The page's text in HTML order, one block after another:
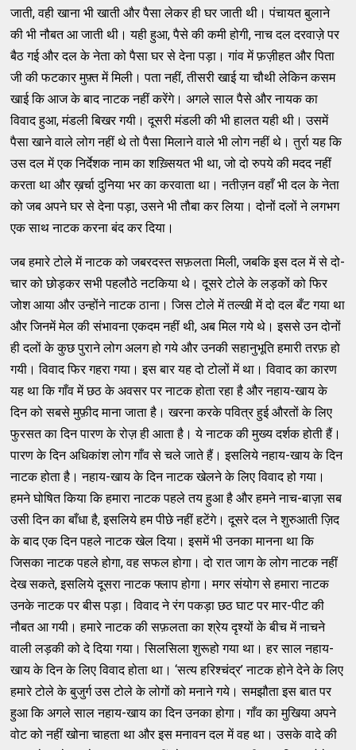
जाती, वही खाना भी खाती और पैसा लेकर ही घर जाती थी। पंचायत बुलाने
की भी नौबत आ जाती थी। यही हुआ, पैसे की कमी होगी, नाच दल दरवाज़े पर
बैठ गई और दल के नेता को पैसा घर से देना पड़ा। गांव में फ़ज़ीहत और पिता
जी की फटकार मुफ़्त में मिली। पता नहीं, तीसरी खाई या चौथी लेकिन कसम
खाई कि आज के बाद नाटक नहीं करेंगे। अगले साल पैसे और नायक का
विवाद हुआ, मंडली बिखर गयी। दूसरी मंडली की भी हालत यही थी। उसमें
पैसा खाने वाले लोग नहीं थे तो पैसा मिलाने वाले भी लोग नहीं थे। तुर्रा यह कि
उस दल में एक निर्देशक नाम का शख़्सियत भी था, जो दो रुपये की मदद नहीं
करता था और ख़र्चा दुनिया भर का करवाता था। नतीज़न वहाँ भी दल के नेता
को जब अपने घर से देना पड़ा, उसने भी तौबा कर लिया। दोनों दलों ने लगभग
एक साथ नाटक करना बंद कर दिया।
जब हमारे टोले में नाटक को जबरदस्त सफ़लता मिली, जबकि इस दल में से दो-
चार को छोड़कर सभी पहलौठे नटकिया थे। दूसरे टोले के लड़कों को फिर
जोश आया और उन्होंने नाटक ठाना। जिस टोले में तल्खी में दो दल बँट गया था
और जिनमें मेल की संभावना एकदम नहीं थी, अब मिल गये थे। इससे उन दोनों
ही दलों के कुछ पुराने लोग अलग हो गये और उनकी सहानुभूति हमारी तरफ़ हो
गयी। विवाद फिर गहरा गया। इस बार यह दो टोलों में था। विवाद का कारण
यह था कि गाँव में छठ के अवसर पर नाटक होता रहा है और नहाय-खाय के
दिन को सबसे मुफ़ीद माना जाता है। खरना करके पवित्र हुई औरतों के लिए
फुरसत का दिन पारण के रोज़ ही आता है। ये नाटक की मुख्य दर्शक होती हैं।
पारण के दिन अधिकांश लोग गाँव से चले जाते हैं। इसलिये नहाय-खाय के दिन
नाटक होता है। नहाय-खाय के दिन नाटक खेलने के लिए विवाद हो गया।
हमने घोषित किया कि हमारा नाटक पहले तय हुआ है और हमने नाच-बाज़ा सब
उसी दिन का बाँधा है, इसलिये हम पीछे नहीं हटेंगे। दूसरे दल ने शुरुआती ज़िद
के बाद एक दिन पहले नाटक खेल दिया। इसमें भी उनका मानना था कि
जिसका नाटक पहले होगा, वह सफल होगा। दो रात जाग के लोग नाटक नहीं
देख सकते, इसलिये दूसरा नाटक फ्लाप होगा। मगर संयोग से हमारा नाटक
उनके नाटक पर बीस पड़ा। विवाद ने रंग पकड़ा छठ घाट पर मार-पीट की
नौबत आ गयी। हमारे नाटक की सफ़लता का श्रेय दृश्यों के बीच में नाचने
वाली लड़की को दे दिया गया। सिलसिला शुरूहो गया था। हर साल नहाय-
खाय के दिन के लिए विवाद होता था। ‘सत्य हरिश्चंद्र’ नाटक होने देने के लिए
हमारे टोले के बुजुर्ग उस टोले के लोगों को मनाने गये। समझौता इस बात पर
हुआ कि अगले साल नहाय-खाय का दिन उनका होगा। गाँव का मुखिया अपने
वोट को नहीं खोना चाहता था और इस मनावन दल में वह था। उसके वादे की